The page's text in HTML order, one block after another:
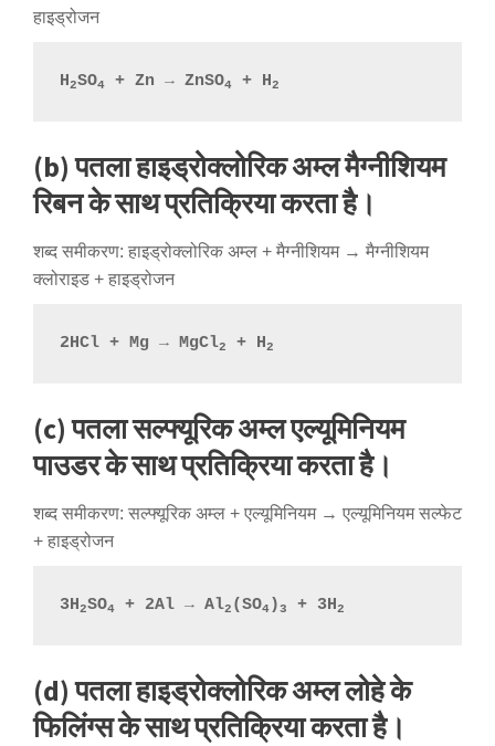
हाइड्रोजन
H2SO4 + Zn → ZnSO4 + H2
(b) पतला हाइड्रोक्लोरिक अम्ल मैग्नीशियम
रिबन के साथ प्रतिक्रिया करता है।
शब्द समीकरण: हाइड्रोक्लोरिक अम्ल + मैग्नीशियम → मैग्नीशियम
क्लोराइड + हाइड्रोजन
2HCl + Mg → MgCl2 + H2
(c) पतला सल्फ्यूरिक अम्ल एल्यूमिनियम
पाउडर के साथ प्रतिक्रिया करता है।
शब्द समीकरण: सल्फ्यूरिक अम्ल + एल्यूमिनियम → एल्यूमिनियम सल्फेट
+ हाइड्रोजन
3H2SO4 + 2Al → Al2 (SO4 )3 + 3H2
(d) पतला हाइड्रोक्लोरिक अम्ल लोहे के
फिलिंग्स के साथ प्रतिक्रिया करता है।